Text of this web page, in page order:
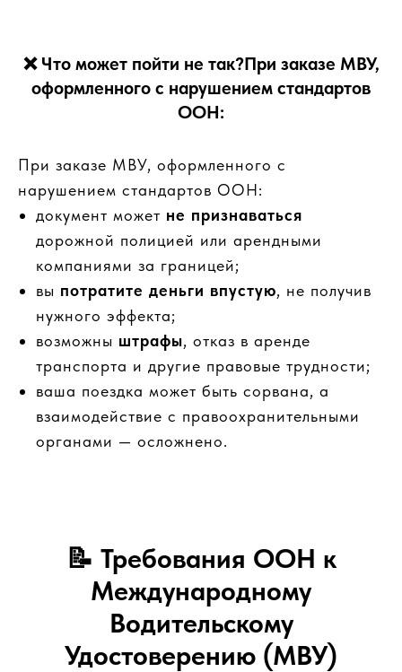
❌ Что может пойти не так?При заказе МВУ,
оформленного с нарушением стандартов
ООН:
При заказе МВУ, оформленного с
нарушением стандартов ООН:
документ может не признаваться
дорожной полицией или арендными
компаниями за границей;
вы потратите деньги впустую, не получив
нужного эффекта;
возможны штрафы, отказ в аренде
транспорта и другие правовые трудности;
ваша поездка может быть сорвана, а
взаимодействие с правоохранительными
органами — осложнено.
📝 Требования ООН к
Международному
Водительскому
Удостоверению (МВУ)